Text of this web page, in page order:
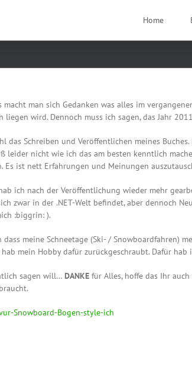
Home
macht man sich Gedanken was alles im
liegen wird. Dennoch muss ich sagen, das Jahr
das Schreiben und Veröffentlichen meines
leider nicht wie ich das am besten kenntlich
Es ist nett Erfahrungen und Meinungen
ich nach der Veröffentlichung wieder mehr
zwar in der .NET-Welt befindet, aber dennoch
:biggrin: ).
meine Schneetage (Ski- / Snowboardfahren)
mein Hobby dafür zurückgeschraubt. Dafür
sagen will… DANKE für Alles, hoffe das Ihr